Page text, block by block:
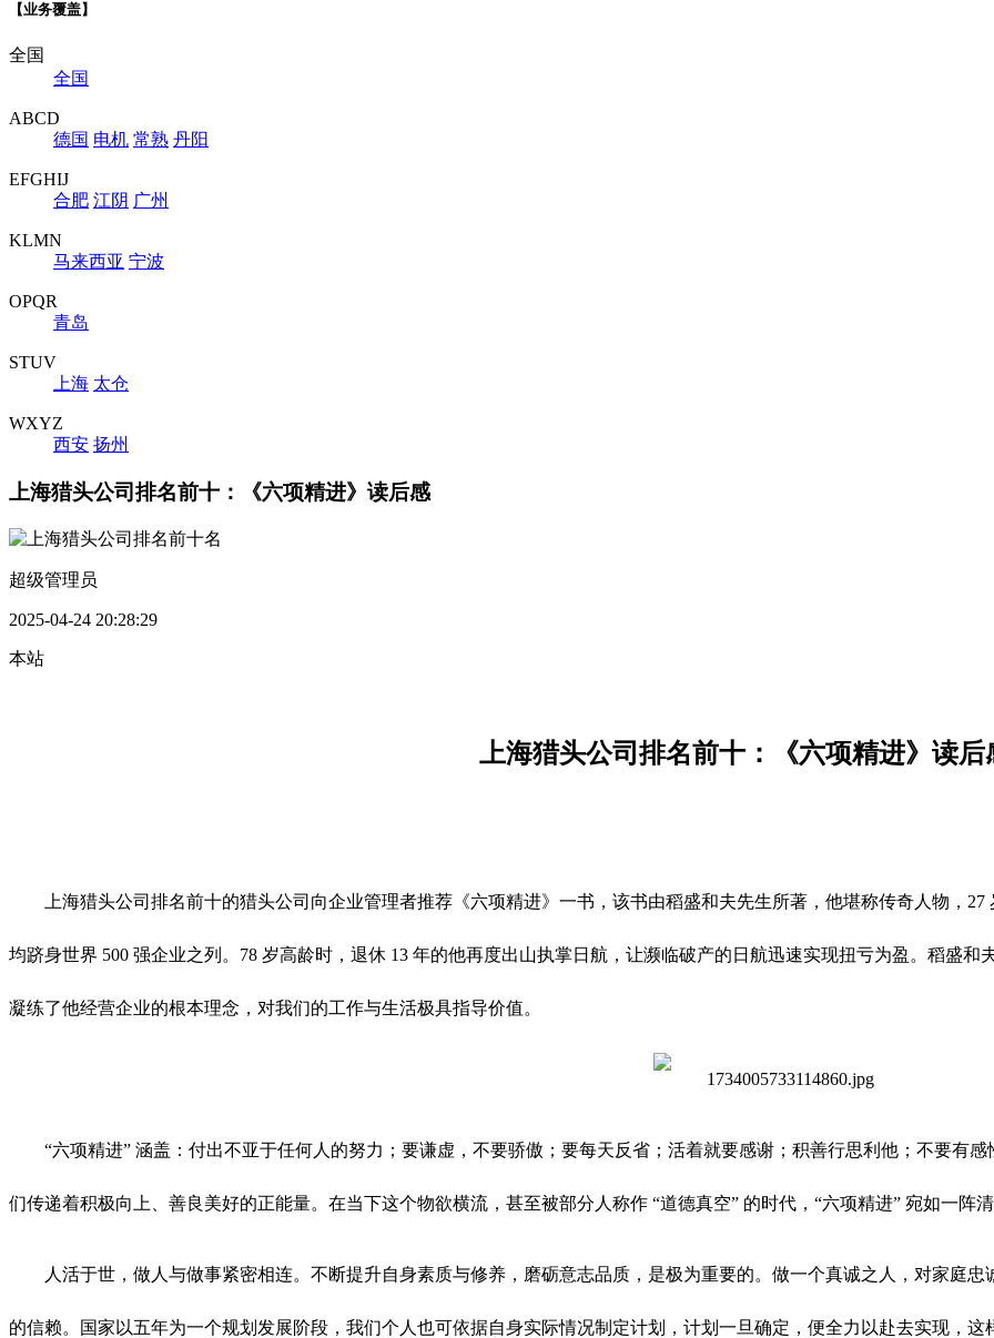
【业务覆盖】
全国
全国
ABCD
德国 电机 常熟 丹阳
EFGHIJ
合肥 江阴 广州
KLMN
马来西亚 宁波
OPQR
青岛
STUV
上海 太仓
WXYZ
西安 扬州
上海猎头公司排名前十：《六项精进》读后感
超级管理员
2025-04-24 20:28:29
本站
上海猎头公司排名前十：《六项精进》读后
上海猎头公司排名前十的猎头公司向企业管理者推荐《六项精进》一书，该书由稻盛和夫先生所著，他堪称传奇人物，
均跻身世界 500 强企业之列。78 岁高龄时，退休 13 年的他再度出山执掌日航，让濒临破产的日航迅速实现扭亏为盈。稻盛
凝练了他经营企业的根本理念，对我们的工作与生活极具指导价值。
“六项精进” 涵盖：付出不亚于任何人的努力；要谦虚，不要骄傲；要每天反省；活着就要感谢；积善行思利他；不要有
们传递着积极向上、善良美好的正能量。在当下这个物欲横流，甚至被部分人称作 “道德真空” 的时代，“六项精进” 宛如一阵
人活于世，做人与做事紧密相连。不断提升自身素质与修养，磨砺意志品质，是极为重要的。做一个真诚之人，对家庭
的信赖。国家以五年为一个规划发展阶段，我们个人也可依据自身实际情况制定计划，计划一旦确定，便全力以赴去实现，